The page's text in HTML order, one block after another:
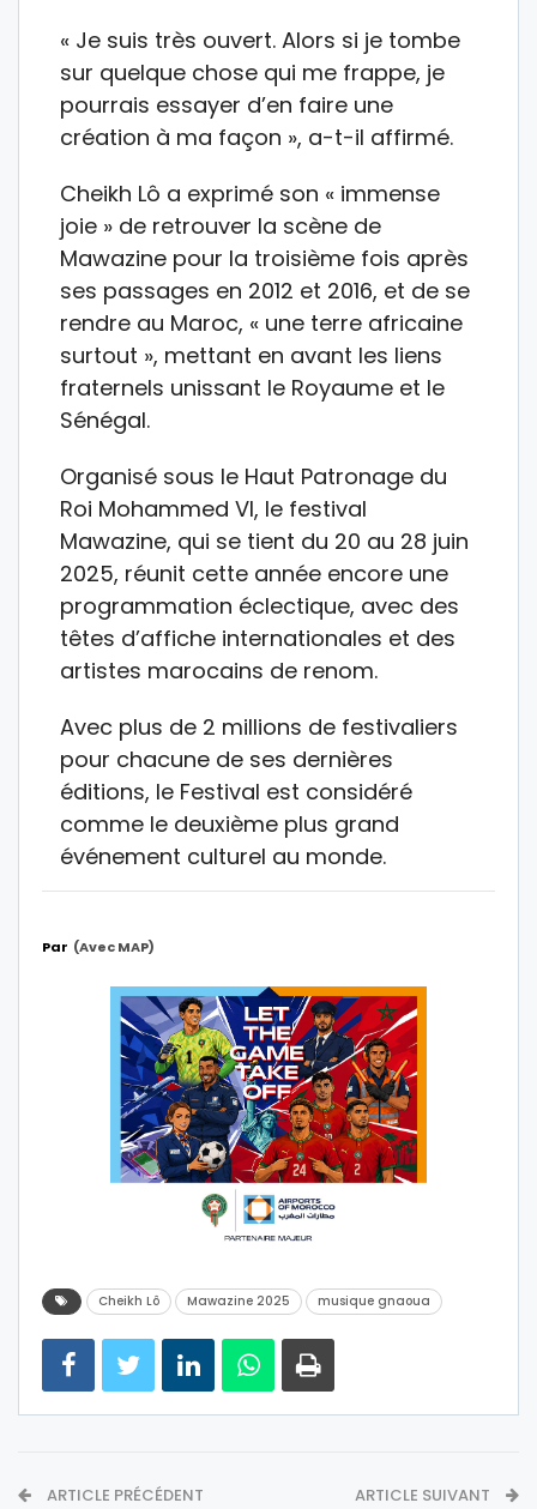
« Je suis très ouvert. Alors si je tombe
sur quelque chose qui me frappe, je
pourrais essayer d’en faire une
création à ma façon », a-t-il affirmé.
Cheikh Lô a exprimé son « immense
joie » de retrouver la scène de
Mawazine pour la troisième fois après
ses passages en 2012 et 2016, et de se
rendre au Maroc, « une terre africaine
surtout », mettant en avant les liens
fraternels unissant le Royaume et le
Sénégal.
Organisé sous le Haut Patronage du
Roi Mohammed VI, le festival
Mawazine, qui se tient du 20 au 28 juin
2025, réunit cette année encore une
programmation éclectique, avec des
têtes d’affiche internationales et des
artistes marocains de renom.
Avec plus de 2 millions de festivaliers
pour chacune de ses dernières
éditions, le Festival est considéré
comme le deuxième plus grand
événement culturel au monde.
Par (avec MAP)
Cheikh Lô Mawazine 2025 musique gnaoua
ARTICLE PRÉCÉDENT ARTICLE SUIVANT